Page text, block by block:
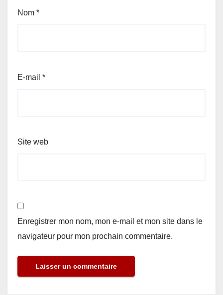
Nom *
E-mail *
Site web
Enregistrer mon nom, mon e-mail et mon site dans le
navigateur pour mon prochain commentaire.